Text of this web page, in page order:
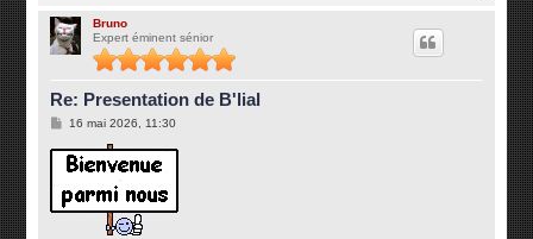
Bruno
Expert éminent sénior
Re: Presentation de B'lial
M
s
s
g
e
16 mai 2026, 11:30